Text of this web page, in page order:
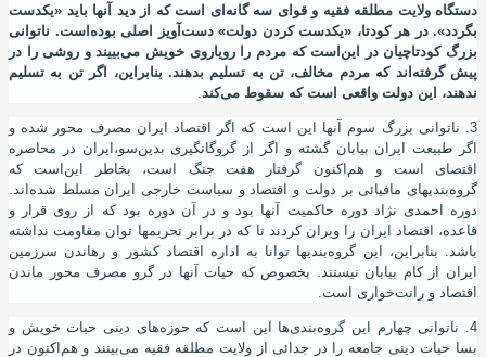
دستگاه ولایت مطلقه فقیه و قوای سه گانه ای است که از دید آنها باید «یکدست
بگردد». در هر کودتا، «یکدست کردن دولت» دست آویز اصلی بوده است. ناتوانی
بزرگ کودتاچیان در این است که مردم را رویاروی خویش میبییند و روشی را در
پیش گرفته اند که مردم مخالف، تن به تسلیم بدهند. بنابراین، اگر تن به تسلیم
ندهند، این دولت واقعی است که سقوط میکند
3. ناتوانی بزرگ سوم آنها این
است که اگر اقتصاد ایران مصرف محور شده و
اگر طبیعت ایران بیابان گشته و اگر از گروگانگیری بدینسو، ایران در محاصره
اقتصای است و هم اکنون گرفتار هفت جنگ است، بخاطر این است که
گروهبندیهای مافیائی بر دولت و اقتصاد و سیاست خارجی ایران مسلط شده اند.
دوره احمدی نژاد دوره حاکمیت آنها بود و در آن دوره بود که از روی قرار و
قاعده، اقتصاد ایران را ویران کردند تا که در برابر تحریمها توان مقاومت نداشته
باشد. بنابراین، این گروهبندیها توانا به اداره اقتصاد کشور و رهاندن سرزمین
ایران از کام بیابان نیستند. بخصوص که حیات آنها در گرو مصرف محور ماندن
اقتصاد و رانتخواری است.
4. ناتوانی چهارم این گروه بندیها این است که حوزههای دینی حیات خویش و
بسا حیات دینی جامعه را در جدائی از ولایت مطلقه فقیه میبینند و هم اکنون در